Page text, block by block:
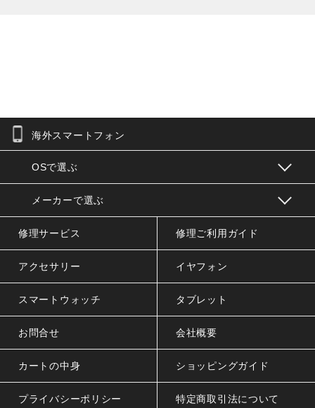
お問合せフォーム
海外スマートフォン
OSで選ぶ
メーカーで選ぶ
修理サービス 修理ご利用ガイド
アクセサリー イヤフォン
スマートウォッチ タブレット
お問合せ 会社概要
カートの中身 ショッピングガイド
プライバシーポリシー 特定商取引法について